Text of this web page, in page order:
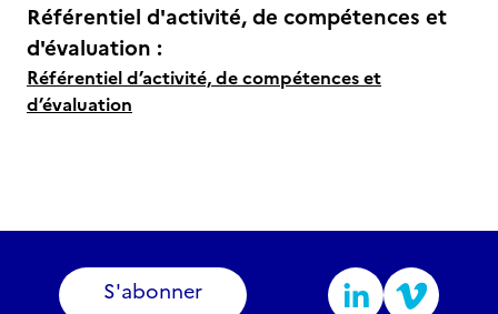
Référentiel d'activité, de compétences et
d'évaluation :
Référentiel d’activité, de compétences et
d’évaluation
S'abonner